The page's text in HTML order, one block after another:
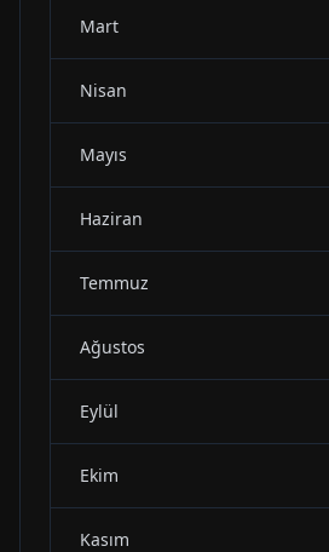
Mart
Nisan
Mayıs
Haziran
Temmuz
Ağustos
Eylül
Ekim
Kasım